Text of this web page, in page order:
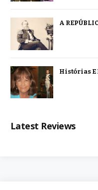
A
Histórias E
Latest Reviews